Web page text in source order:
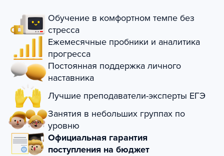
Обучение в комфортном темпе без
стресса
Ежемесячные пробники и аналитика
прогресса
Постоянная поддержка личного
наставника
Лучшие преподаватели-эксперты ЕГЭ
Занятия в небольших группах по
уровню
Официальная гарантия
поступления на бюджет